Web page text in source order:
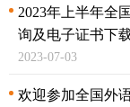
2023年上半年全
询及电子证书下
2023-07-03
欢迎参加全国外